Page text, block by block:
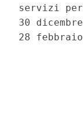
servizi
30